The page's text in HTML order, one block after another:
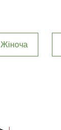
Жіноча